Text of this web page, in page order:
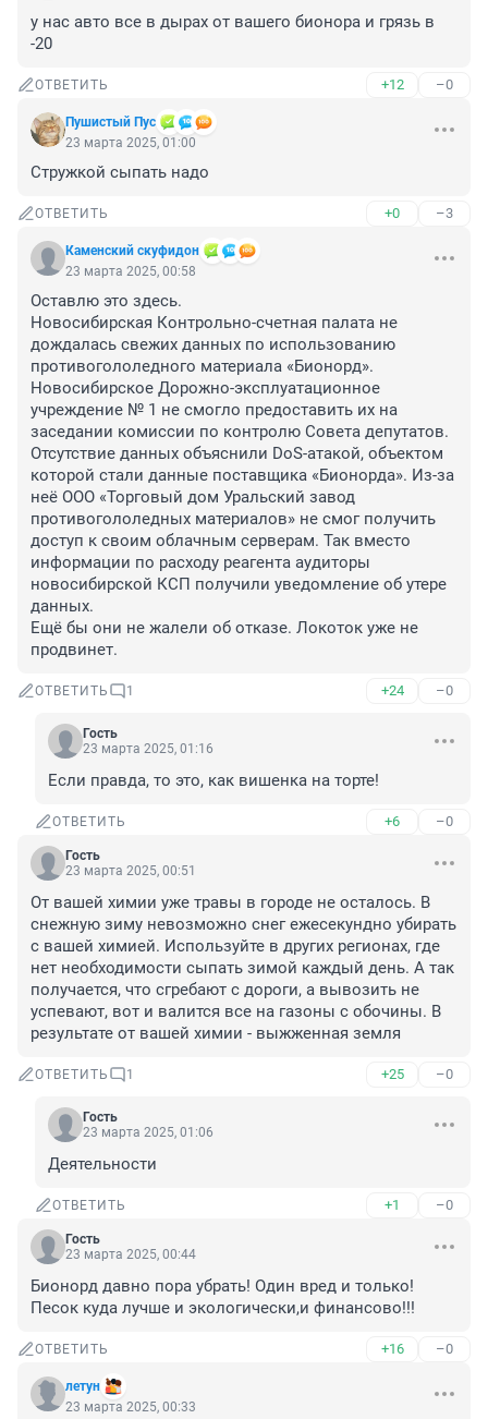
у нас авто все в дырах от вашего бионора и грязь в
-20
ОТВЕТИТЬ +12 –0
Пушистый Пус
23 марта 2025, 01:00
Стружкой сыпать надо
ОТВЕТИТЬ +0 –3
Каменский скуфидон
23 марта 2025, 00:58
Оставлю это здесь.
Новосибирская Контрольно-счетная палата не
дождалась свежих данных по использованию
противогололедного материала «Бионорд».
Новосибирское Дорожно-эксплуатационное
учреждение № 1 не смогло предоставить их на
заседании комиссии по контролю Совета депутатов.
Отсутствие данных объяснили DoS-атакой, объектом
которой стали данные поставщика «Бионорда». Из-за
неё ООО «Торговый дом Уральский завод
противогололедных материалов» не смог получить
доступ к своим облачным серверам. Так вместо
информации по расходу реагента аудиторы
новосибирской КСП получили уведомление об утере
данных.
Ещё бы они не жалели об отказе. Локоток уже не
продвинет.
ОТВЕТИТЬ 1 +24 –0
Гость
23 марта 2025, 01:16
Если правда, то это, как вишенка на торте!
ОТВЕТИТЬ +6 –0
Гость
23 марта 2025, 00:51
От вашей химии уже травы в городе не осталось. В
снежную зиму невозможно снег ежесекундно убирать
с вашей химией. Используйте в других регионах, где
нет необходимости сыпать зимой каждый день. А так
получается, что сгребают с дороги, а вывозить не
успевают, вот и валится все на газоны с обочины. В
результате от вашей химии - выжженная земля
ОТВЕТИТЬ 1 +25 –0
Гость
23 марта 2025, 01:06
Деятельности
ОТВЕТИТЬ +1 –0
Гость
23 марта 2025, 00:44
Бионорд давно пора убрать! Один вред и только!
Песок куда лучше и экологически,и финансово!!!
ОТВЕТИТЬ +16 –0
летун
23 марта 2025, 00:33